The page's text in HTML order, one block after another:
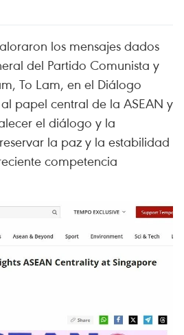
los mensajes dados
del Partido Comunista y
To Lam, en el Diálogo
papel central de la ASEAN y
el diálogo y la
la paz y la estabilidad
competencia